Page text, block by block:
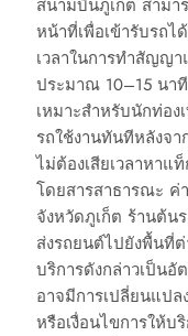
สนามบินภูเก็ต สามา
หน้าที่เพื่อเข้ารับรถไ
เวลาในการทำสัญญา
ประมาณ 10–15 นา
เหมาะสำหรับนักท่อง
รถใช้งานทันทีหลังจา
ไม่ต้องเสียเวลาหาแ
โดยสารสาธารณะ ค่
จังหวัดภูเก็ต ร้านต้น
ส่งรถยนต์ไปยังพื้นที่
บริการดังกล่าวเป็นอั
อาจมีการเปลี่ยนแปล
หรือเงื่อนไขการให้บ